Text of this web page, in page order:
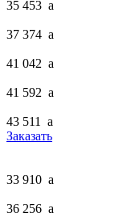
35 453 a
37 374 a
41 042 a
41 592 a
43 511 a
Заказать
33 910 a
36 256 a